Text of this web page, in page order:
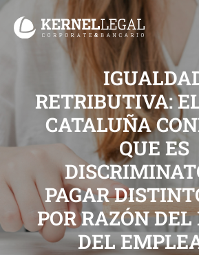
Ir
RETRIBUTIVA:
CATALUÑA
QUE ES
PAGAR
POR RAZÓN
DEL